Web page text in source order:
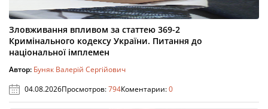
Зловживання впливом за статтею 369-2
Кримінального кодексу України. Питання до
національної імплемен
Автор: Буняк Валерій Сергійович
04.08.2026Просмотров:794Коментарии:0